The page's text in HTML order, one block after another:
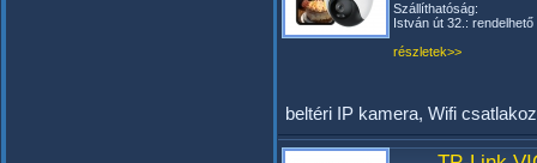
Szállíthatóság:
István út 32.: rendelhető
részletek>>
beltéri IP kamera, Wifi